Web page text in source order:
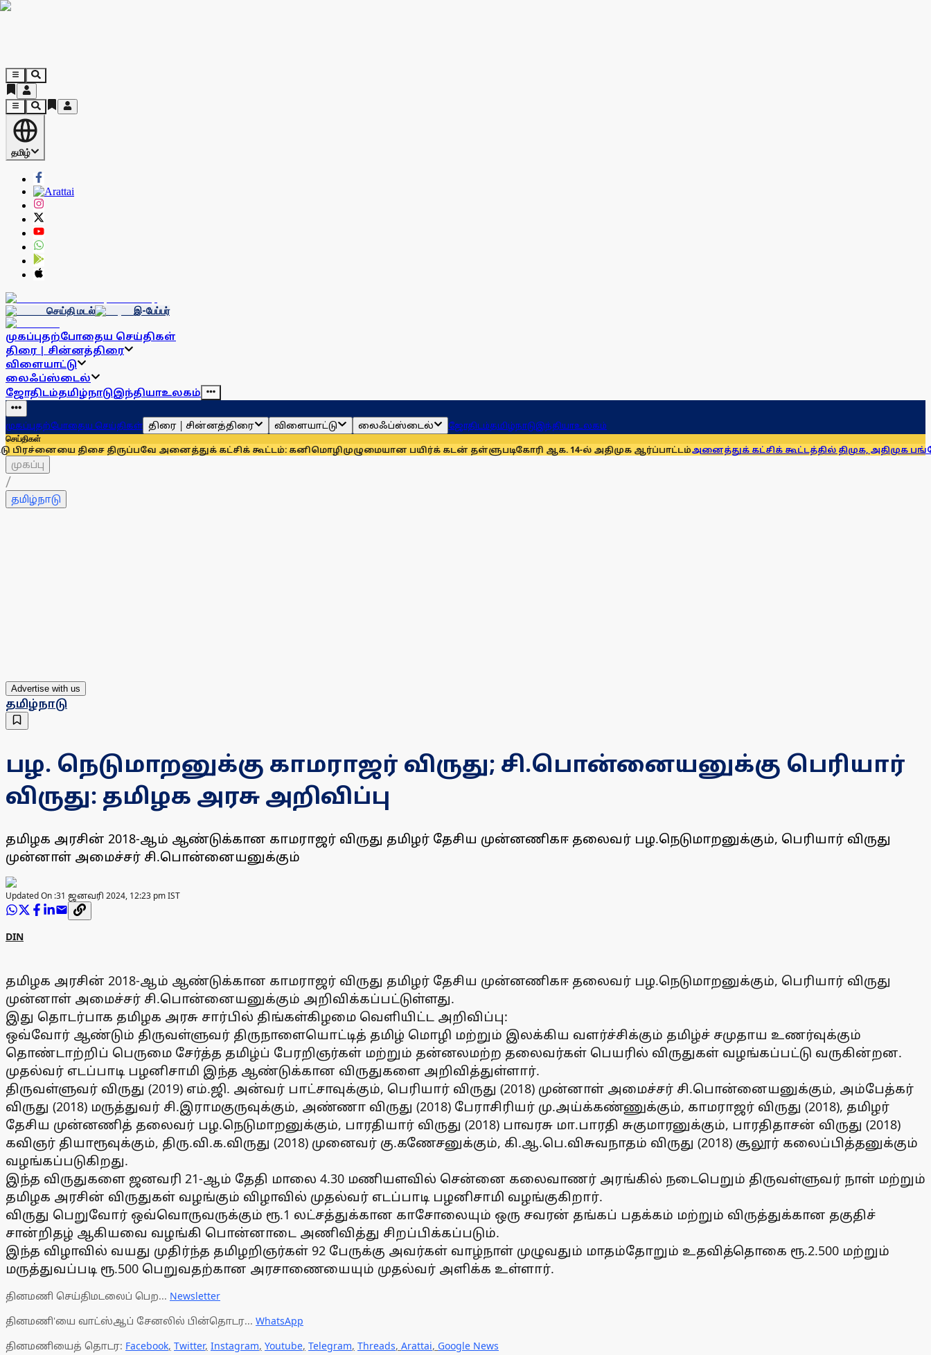
தமிழ்
செய்தி மடல் இ-பேப்பர்
முகப்புதற்போதைய செய்திகள்
திரை | சின்னத்திரை
விளையாட்டு
லைஃப்ஸ்டைல்
ஜோதிடம்தமிழ்நாடுஇந்தியாஉலகம்
முகப்புதற்போதைய செய்திகள் திரை | சின்னத்திரை விளையாட்டு லைஃப்ஸ்டைல் ஜோதிடம்தமிழ்நாடுஇந்தியாஉலகம்
செய்திகள்
திசை திருப்பவே அனைத்துக் கட்சிக் கூட்டம்: கனிமொழிமுழுமையான பயிர்க் கடன் தள்ளுபடிகோரி ஆக. 14-ல் அதிமுக ஆர்ப்பாட்டம் அனைத்துக் கட்சிக் கூட்டத்தில் திமுக, அதிமுக
முகப்பு
/
தமிழ்நாடு
Advertise with us
தமிழ்நாடு
பழ. நெடுமாறனுக்கு காமராஜர் விருது; சி.பொன்னையனுக்கு பெரியார்
விருது: தமிழக அரசு அறிவிப்பு
தமிழக அரசின் 2018-ஆம் ஆண்டுக்கான காமராஜர் விருது தமிழர் தேசிய முன்னணிகஈ தலைவர் பழ.நெடுமாறனுக்கும், பெரியார் விருது
முன்னாள் அமைச்சர் சி.பொன்னையனுக்கும்
Updated On :31 ஜனவரி 2024, 12:23 pm IST
DIN
தமிழக அரசின் 2018-ஆம் ஆண்டுக்கான காமராஜர் விருது தமிழர் தேசிய முன்னணிகஈ தலைவர் பழ.நெடுமாறனுக்கும், பெரியார் விருது
முன்னாள் அமைச்சர் சி.பொன்னையனுக்கும் அறிவிக்கப்பட்டுள்ளது.
இது தொடர்பாக தமிழக அரசு சார்பில் திங்கள்கிழமை வெளியிட்ட அறிவிப்பு:
ஒவ்வோர் ஆண்டும் திருவள்ளுவர் திருநாளையொட்டித் தமிழ் மொழி மற்றும் இலக்கிய வளர்ச்சிக்கும் தமிழ்ச் சமுதாய உணர்வுக்கும்
தொண்டாற்றிப் பெருமை சேர்த்த தமிழ்ப் பேரறிஞர்கள் மற்றும் தன்னலமற்ற தலைவர்கள் பெயரில் விருதுகள் வழங்கப்பட்டு வருகின்றன.
முதல்வர் எடப்பாடி பழனிசாமி இந்த ஆண்டுக்கான விருதுகளை அறிவித்துள்ளார்.
திருவள்ளுவர் விருது (2019) எம்.ஜி. அன்வர் பாட்சாவுக்கும், பெரியார் விருது (2018) முன்னாள் அமைச்சர் சி.பொன்னையனுக்கும், அம்பேத்கர்
விருது (2018) மருத்துவர் சி.இராமகுருவுக்கும், அண்ணா விருது (2018) பேராசிரியர் மு.அய்க்கண்ணுக்கும், காமராஜர் விருது (2018), தமிழர்
தேசிய முன்னணித் தலைவர் பழ.நெடுமாறனுக்கும், பாரதியார் விருது (2018) பாவரசு மா.பாரதி சுகுமாரனுக்கும், பாரதிதாசன் விருது (2018)
கவிஞர் தியாரூவுக்கும், திரு.வி.க.விருது (2018) முனைவர் கு.கணேசனுக்கும், கி.ஆ.பெ.விசுவநாதம் விருது (2018) சூலூர் கலைப்பித்தனுக்கும்
வழங்கப்படுகிறது.
இந்த விருதுகளை ஜனவரி 21-ஆம் தேதி மாலை 4.30 மணியளவில் சென்னை கலைவாணர் அரங்கில் நடைபெறும் திருவள்ளுவர் நாள் மற்றும்
தமிழக அரசின் விருதுகள் வழங்கும் விழாவில் முதல்வர் எடப்பாடி பழனிசாமி வழங்குகிறார்.
விருது பெறுவோர் ஒவ்வொருவருக்கும் ரூ.1 லட்சத்துக்கான காசோலையும் ஒரு சவரன் தங்கப் பதக்கம் மற்றும் விருத்துக்கான தகுதிச்
சான்றிதழ் ஆகியவை வழங்கி பொன்னாடை அணிவித்து சிறப்பிக்கப்படும்.
இந்த விழாவில் வயது முதிர்ந்த தமிழறிஞர்கள் 92 பேருக்கு அவர்கள் வாழ்நாள் முழுவதும் மாதம்தோறும் உதவித்தொகை ரூ.2.500 மற்றும்
மருத்துவப்படி ரூ.500 பெறுவதற்கான அரசாணையையும் முதல்வர் அளிக்க உள்ளார்.
தினமணி செய்திமடலைப் பெற... Newsletter
தினமணி'யை வாட்ஸ்ஆப் சேனலில் பின்தொடர... WhatsApp
தினமணியைத் தொடர: Facebook, Twitter, Instagram, Youtube, Telegram, Threads, Arattai, Google News